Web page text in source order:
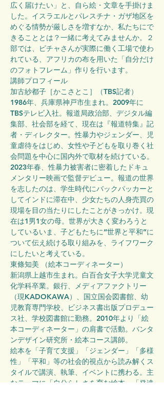
広く届けたい」と、自ら絵・文章を手掛けま
した。イスラエルとパレスチナ・ガザ地区を
めぐる情勢が厳しさを増すなか、私たちにで
きることとは？一緒に考えてみませんか。２
部では、ピチャさんが実際に働く工場で使わ
れている、アフリカの布を用いた「自分だけ
のフォトフレーム」作りを行います。
講師プロフィール
加古紗都子［かこさとこ］（TBS記者）
1986年、兵庫県神戸市生まれ。2009年に
TBSテレビ入社。報道局政治部、デジタル編
集部、社会部を経て、現在は『報道特集』記
者・ディレクター。性暴力やジェンダー、児
童虐待をはじめ、女性や子どもを取り巻く社
会問題を中心に国内外で取材を続けている。
2023年春、性暴力被害者に密着したドキュ
メンタリー映画で監督デビュー。報道の世界
を志したのは、学生時代にバックパッカーと
してインドに滞在中、少女たちの人身売買の
現場を目の当たりにしたことがきっかけ。現
在は1男1女の母。世界が大きく変わろうと
しているいま、子どもたちに“世界と平和”に
ついて伝え続ける取り組みを、ライフワーク
にしたいと考えている。
東條知美 （絵本コーディネーター）
新潟県上越市生まれ。白百合女子大学児童文
化学科卒業。銀行、メディアファクトリー
（現KADOKAWA）、国立国会図書館、幼
児教育専門学校、ビジネス書出版プロデュー
ス社、学校図書館に勤務。2010年より「絵
本コーディネーター」の肩書で活動。バンタ
ンデザイン研究所・絵本コース講師。
絵本を「子育て支援」「ジェンダー」「多様
性」「平和」等の社会的視点から読み解くス
タイルで講演、執筆、イベントに携わる。主
なテーマに「自分らしさを育む絵本」「発達